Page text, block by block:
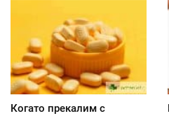
Когато прекалим с